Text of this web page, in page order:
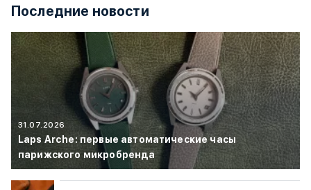
Последние новости
31.07.2026
Laps Arche: первые автоматические часы
парижского микробренда